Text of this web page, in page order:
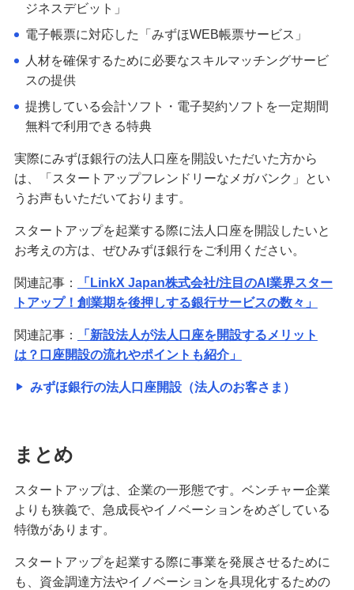
ジネスデビット」
電子帳票に対応した「みずほWEB帳票サービス」
人材を確保するために必要なスキルマッチングサービ
スの提供
提携している会計ソフト・電子契約ソフトを一定期間
無料で利用できる特典
実際にみずほ銀行の法人口座を開設いただいた方から
は、「スタートアップフレンドリーなメガバンク」とい
うお声もいただいております。
スタートアップを起業する際に法人口座を開設したいと
お考えの方は、ぜひみずほ銀行をご利用ください。
関連記事：
「LinkX Japan株式会社/注目のAI業界スター
トアップ！創業期を後押しする銀行サービスの数々」
関連記事：
「新設法人が法人口座を開設するメリット
は？口座開設の流れやポイントも紹介」
みずほ銀行の法人口座開設（法人のお客さま）
まとめ
スタートアップは、企業の一形態です。ベンチャー企業
よりも狭義で、急成長やイノベーションをめざしている
特徴があります。
スタートアップを起業する際に事業を発展させるために
も、資金調達方法やイノベーションを具現化するための